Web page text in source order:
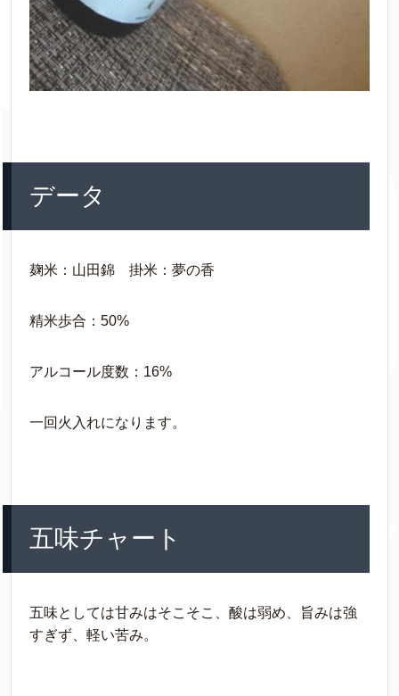
データ
麹米：山田錦 掛米：夢の香
精米歩合：50%
アルコール度数：16%
一回火入れになります。
五味チャート
五味としては甘みはそこそこ、酸は弱め、旨みは強
すぎず、軽い苦み。